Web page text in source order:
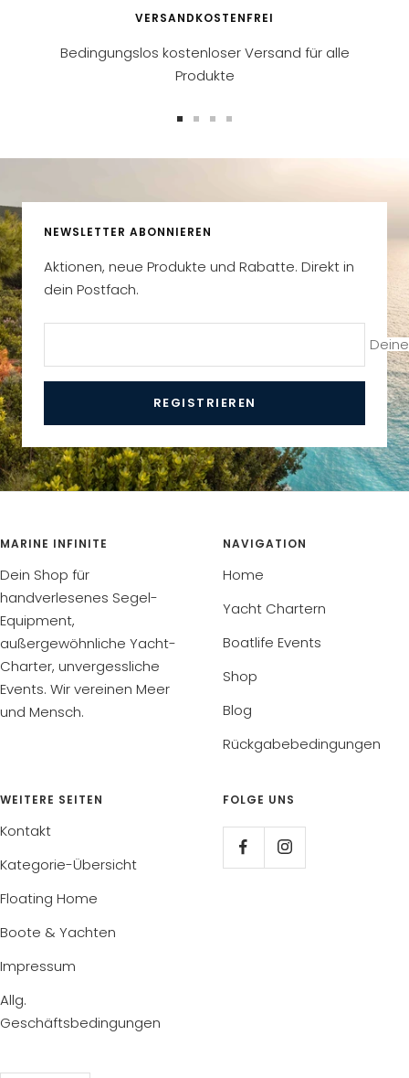
VERSANDKOSTENFREI
Bedingungslos kostenloser Versand für alle
Produkte
gehen
gehen
gehen
gehen
NEWSLETTER ABONNIEREN
Aktionen, neue Produkte und Rabatte. Direkt in
dein Postfach.
REGISTRIEREN
MARINE INFINITE
Dein Shop für
handverlesenes Segel-
Equipment,
außergewöhnliche Yacht-
Charter, unvergessliche
Events. Wir vereinen Meer
und Mensch.
NAVIGATION
Home
Yacht Chartern
Boatlife Events
Shop
Blog
Rückgabebedingungen
WEITERE SEITEN
Kontakt
Kategorie-Übersicht
Floating Home
Boote & Yachten
Impressum
Allg.
Geschäftsbedingungen
FOLGE UNS